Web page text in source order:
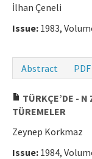
İlhan Çeneli
Issue: 1983,
Abstract
PDF
TÜRKÇE’DE -
TÜREMELER
Zeynep Korkmaz
Issue: 1984,